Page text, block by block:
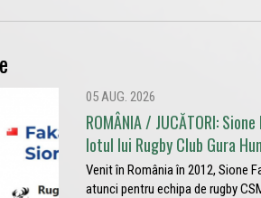
05 AUG. 2026
ROMÂNIA / JUCĂTORI:
lotul lui Rugby Club Gura
Venit în România în 2012, Sione
atunci pentru echipa de rugby